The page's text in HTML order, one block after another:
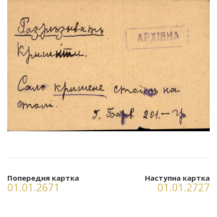
Попередня картка
01.01.2671
Наступна картка
01.01.2727